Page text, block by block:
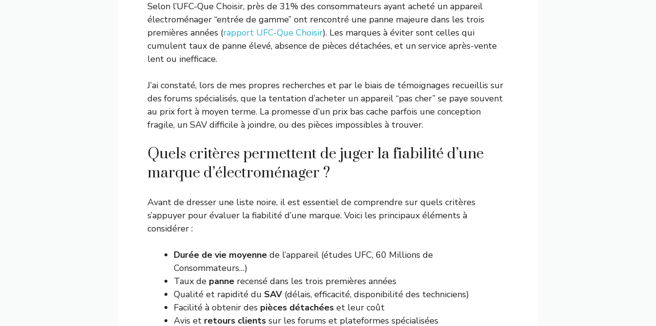
Selon l’UFC-Que Choisir, près de 31% des consommateurs ayant acheté un appareil
électroménager “entrée de gamme” ont rencontré une panne majeure dans les trois
premières années (rapport UFC-Que Choisir). Les marques à éviter sont celles qui
cumulent taux de panne élevé, absence de pièces détachées, et un service après-vente
lent ou inefficace.
J’ai constaté, lors de mes propres recherches et par le biais de témoignages recueillis sur
des forums spécialisés, que la tentation d’acheter un appareil “pas cher” se paye souvent
au prix fort à moyen terme. La promesse d’un prix bas cache parfois une conception
fragile, un SAV difficile à joindre, ou des pièces impossibles à trouver.
Quels critères permettent de juger la fiabilité d’une
marque d’électroménager ?
Avant de dresser une liste noire, il est essentiel de comprendre sur quels critères
s’appuyer pour évaluer la fiabilité d’une marque. Voici les principaux éléments à
considérer :
Durée de vie moyenne de l’appareil (études UFC, 60 Millions de
Consommateurs…)
Taux de panne recensé dans les trois premières années
Qualité et rapidité du SAV (délais, efficacité, disponibilité des techniciens)
Facilité à obtenir des pièces détachées et leur coût
Avis et retours clients sur les forums et plateformes spécialisées